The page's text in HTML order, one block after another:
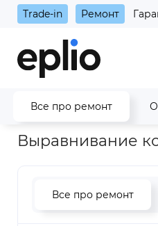
Trade-in Ремонт
Все про ремонт
Главная Выравнивание
Выравнивание
Все про ремонт